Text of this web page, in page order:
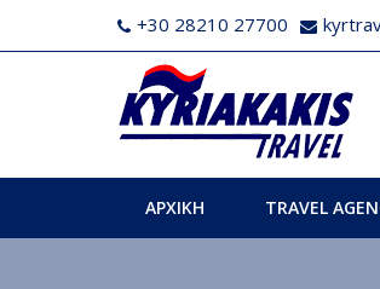
+30 28210 27700
ΑΡΧΙΚΗ TRAVEL